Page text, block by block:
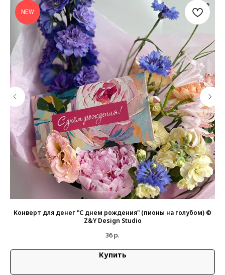
NEW
Конверт для денег "С днем рождения" (пионы на голубом) ©
Z&Y Design Studio
36р.
Купить